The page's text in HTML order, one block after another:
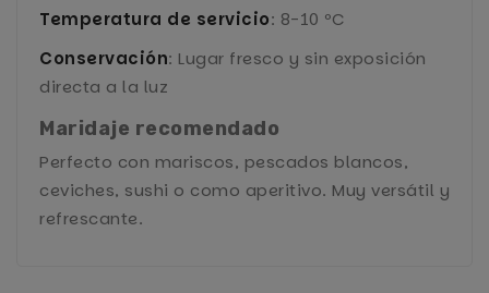
Temperatura de servicio: 8-10 ºC
Conservación: Lugar fresco y sin exposición
directa a la luz
Maridaje recomendado
Perfecto con mariscos, pescados blancos,
ceviches, sushi o como aperitivo. Muy versátil y
refrescante.